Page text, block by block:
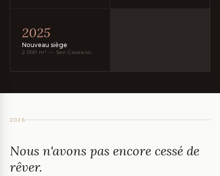
2025
Nouveau siège
2 000 m² — San Cassiano
2026
Nous n'avons pas encore cessé de
rêver.